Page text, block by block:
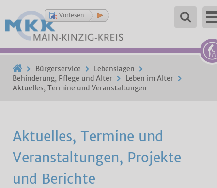
Vorlesen
Bürgerservice
Lebenslagen
Behinderung, Pflege und Alter
Leben im Alter
Aktuelles, Termine und Veranstaltungen
Aktuelles, Termine und
Veranstaltungen, Projekte
und Berichte